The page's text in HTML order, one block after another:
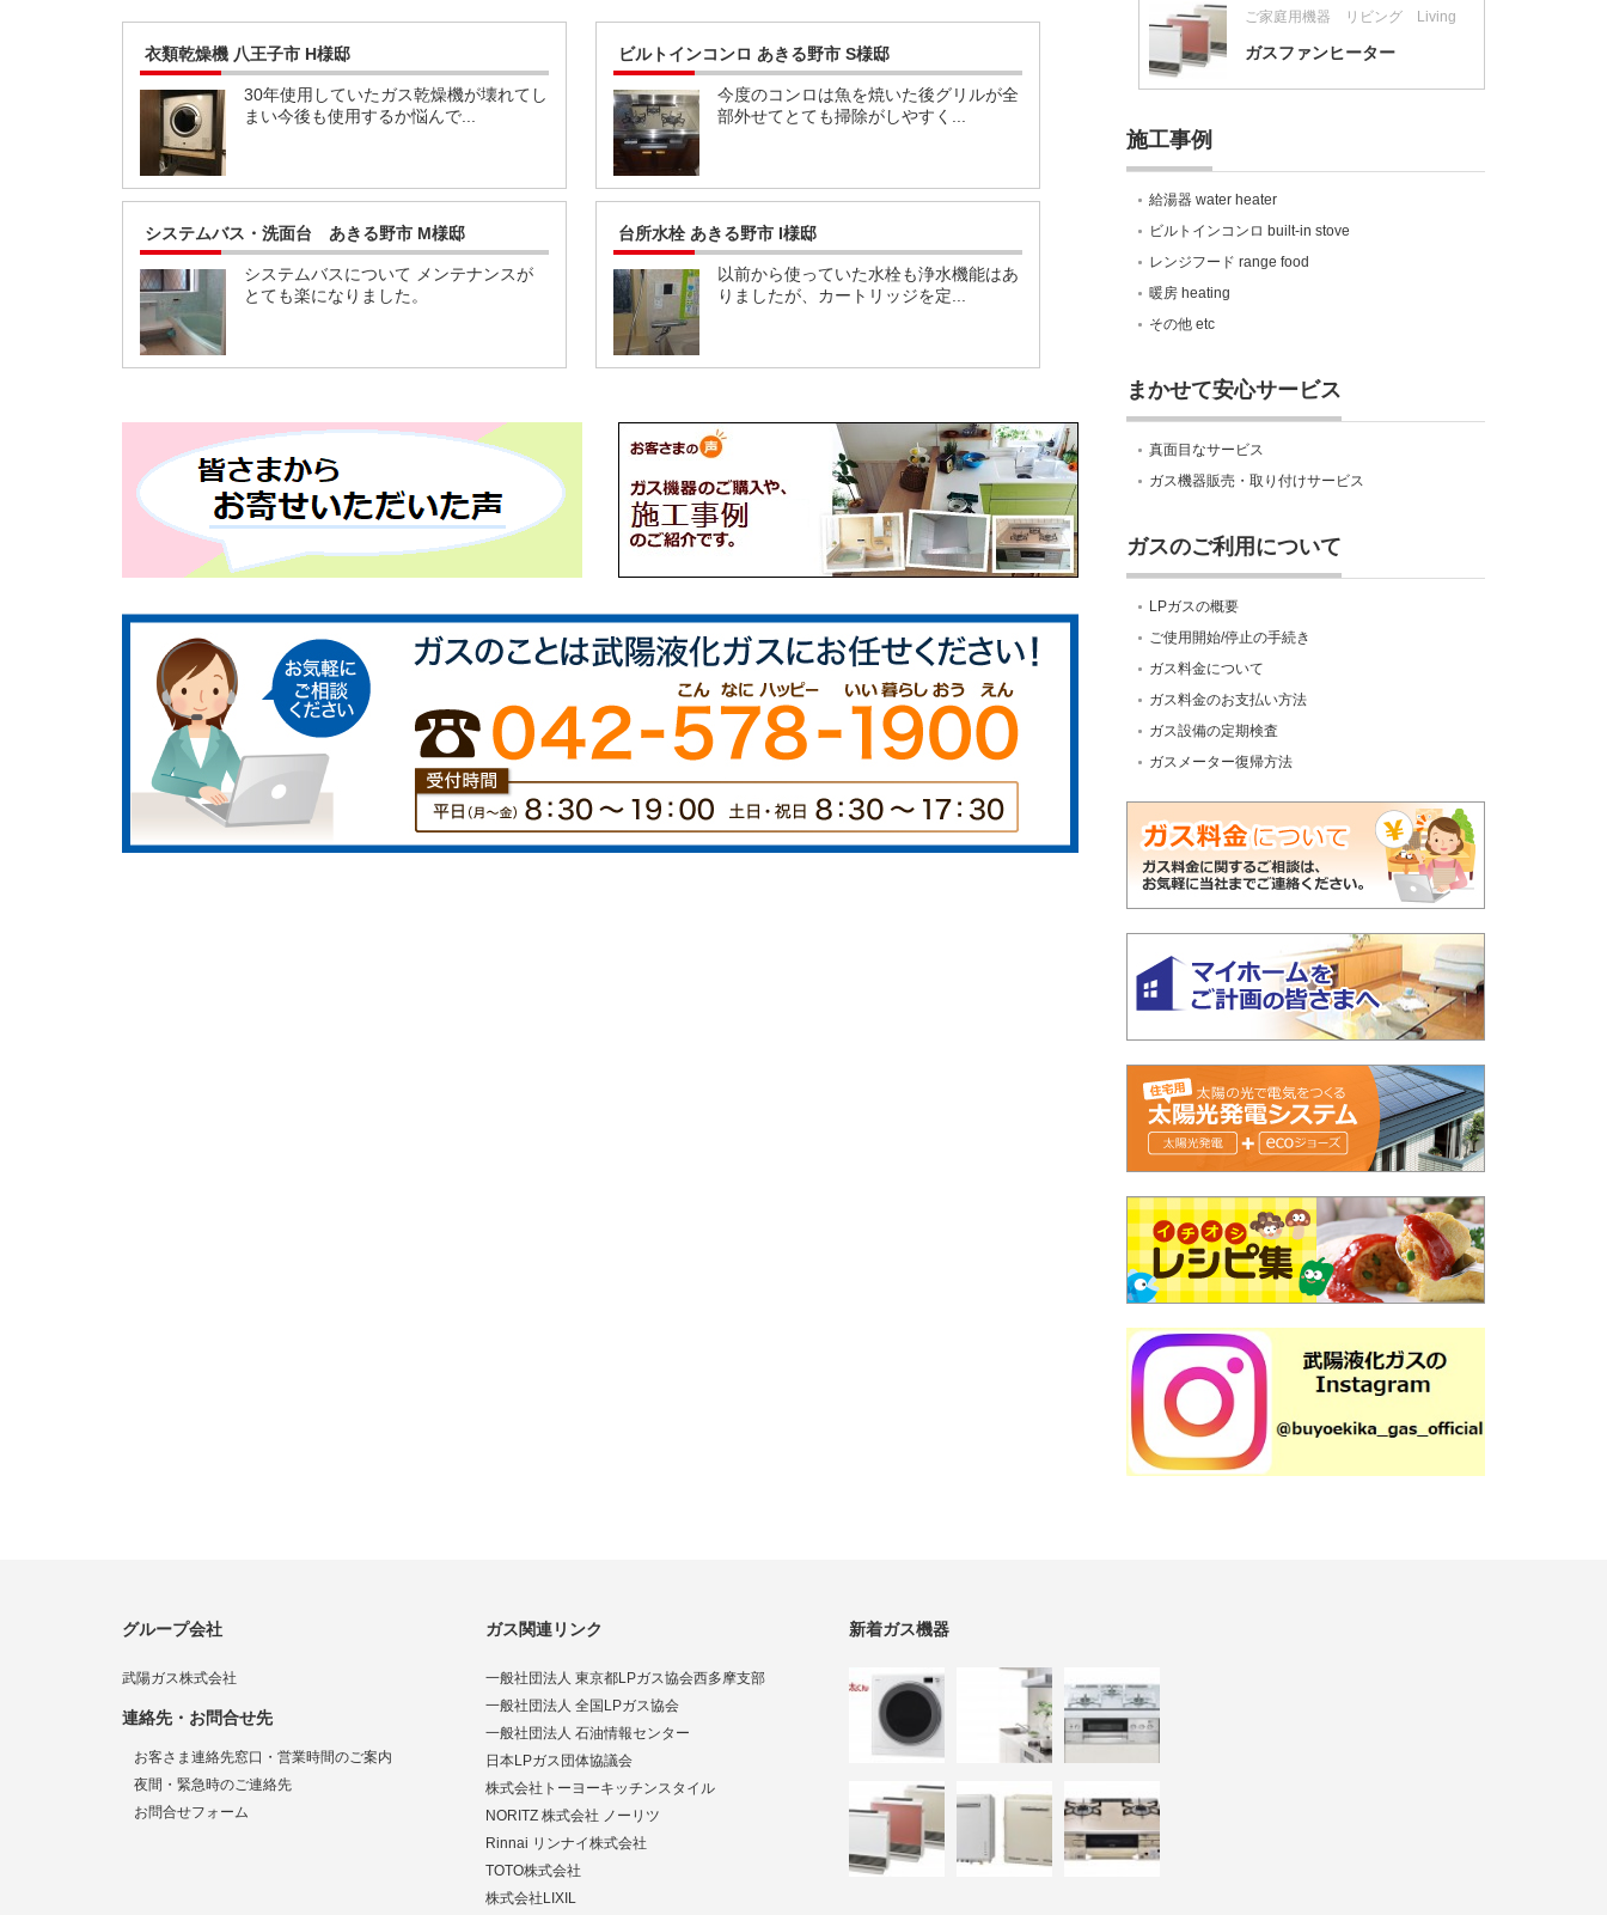
衣類乾燥機 八王子市 H様邸
30年使用していたガス乾燥機が壊れてし
まい今後も使用するか悩んで...
ビルトインコンロ あきる野市 S様邸
今度のコンロは魚を焼いた後グリルが全
部外せてとても掃除がしやすく...
システムバス・洗面台 あきる野市 M様邸
システムバスについて メンテナンスが
とても楽になりました。
台所水栓 あきる野市 I様邸
以前から使っていた水栓も浄水機能はあ
りましたが、カートリッジを定...
ご家庭用機器 リビング Living
ガスファンヒーター
施工事例
給湯器 water heater
ビルトインコンロ built-in stove
レンジフード range food
暖房 heating
その他 etc
まかせて安心サービス
真面目なサービス
ガス機器販売・取り付けサービス
ガスのご利用について
LPガスの概要
ご使用開始/停止の手続き
ガス料金について
ガス料金のお支払い方法
ガス設備の定期検査
ガスメーター復帰方法
グループ会社
武陽ガス株式会社
連絡先・お問合せ先
お客さま連絡先窓口・営業時間のご案内
夜間・緊急時のご連絡先
お問合せフォーム
ガス関連リンク
一般社団法人 東京都LPガス協会西多摩支部
一般社団法人 全国LPガス協会
一般社団法人 石油情報センター
日本LPガス団体協議会
株式会社トーヨーキッチンスタイル
NORITZ 株式会社 ノーリツ
Rinnai リンナイ株式会社
TOTO株式会社
株式会社LIXIL
新着ガス機器